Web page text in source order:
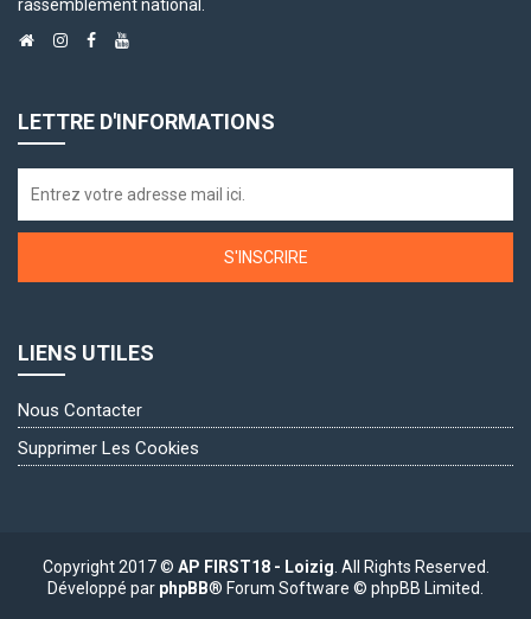
rassemblement national.
LETTRE D'INFORMATIONS
S'INSCRIRE
LIENS UTILES
Nous Contacter
Supprimer Les Cookies
Copyright 2017 © AP FIRST18 - Loizig . All Rights Reserved.
Développé par phpBB® Forum Software © phpBB Limited.